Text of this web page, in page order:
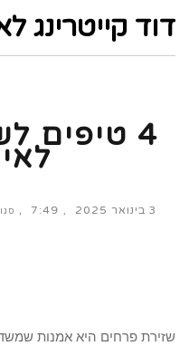
דוד קייטרינג
4 טיפים
3 בינואר 2025 7:49
שזירת פרחים היא אמנות